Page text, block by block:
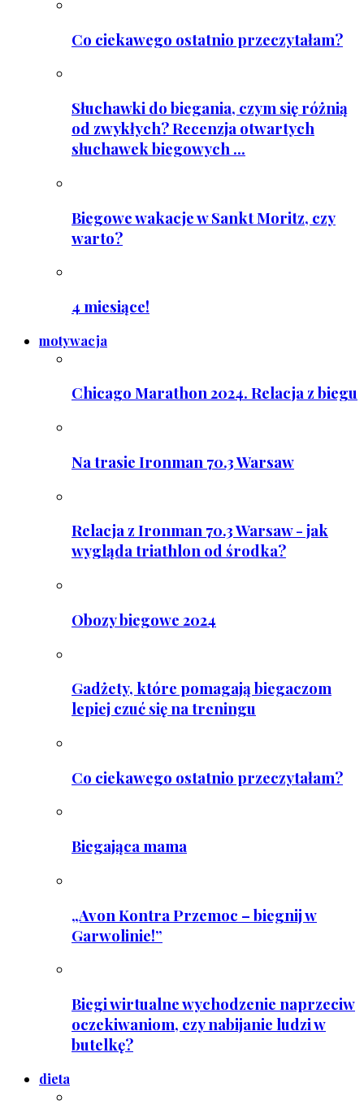
Co ciekawego ostatnio przeczytałam?
Słuchawki do biegania, czym się różnią
od zwykłych? Recenzja otwartych
słuchawek biegowych ...
Biegowe wakacje w Sankt Moritz, czy
warto?
4 miesiące!
motywacja
Chicago Marathon 2024. Relacja z biegu
Na trasie Ironman 70.3 Warsaw
Relacja z Ironman 70.3 Warsaw - jak
wygląda triathlon od środka?
Obozy biegowe 2024
Gadżety, które pomagają biegaczom
lepiej czuć się na treningu
Co ciekawego ostatnio przeczytałam?
Biegająca mama
„Avon Kontra Przemoc – biegnij w
Garwolinie!”
Biegi wirtualne wychodzenie naprzeciw
oczekiwaniom, czy nabijanie ludzi w
butelkę?
dieta